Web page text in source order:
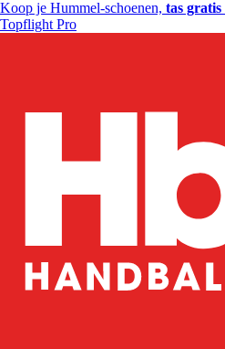
Koop je Hummel-schoenen, tas gratis
Topflight Pro